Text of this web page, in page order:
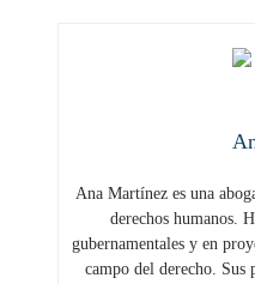
Ana Martínez es una abogada especializada en derecho laboral y
derechos humanos.
gubernamentales y en
campo del derecho. Sus